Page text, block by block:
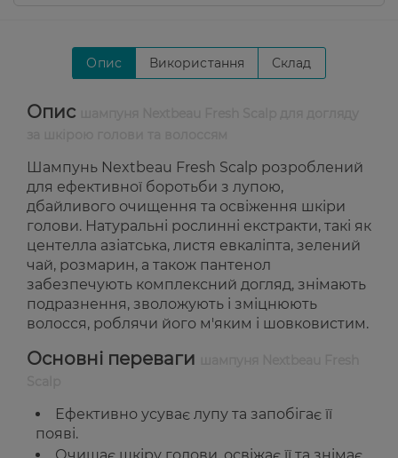
Опис Використання Склад
Опис
Шампунь Nextbeau Fresh Scalp розроблений
для ефективної боротьби з лупою,
дбайливого очищення та освіження шкіри
голови. Натуральні рослинні екстракти, такі як
центелла азіатська, листя евкаліпта, зелений
чай, розмарин, а також пантенол
забезпечують комплексний догляд, знімають
подразнення, зволожують і зміцнюють
волосся, роблячи його м'яким і шовковистим.
Основні переваги
Ефективно усуває лупу та запобігає її
появі.